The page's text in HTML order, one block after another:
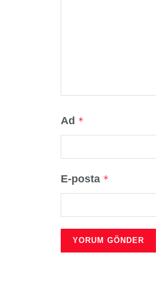
Ad *
E-posta *